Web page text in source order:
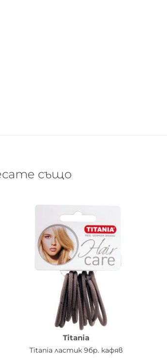
също
Titania
Titania ластик 9бр. кафяв